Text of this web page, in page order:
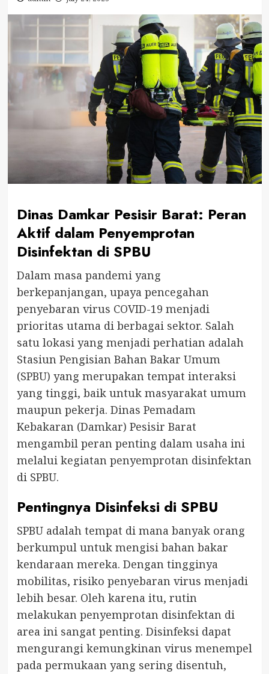
Dinas Damkar Pesisir Barat: Peran
Aktif dalam Penyemprotan
Disinfektan di SPBU
Dalam masa pandemi yang
berkepanjangan, upaya pencegahan
penyebaran virus COVID-19 menjadi
prioritas utama di berbagai sektor. Salah
satu lokasi yang menjadi perhatian adalah
Stasiun Pengisian Bahan Bakar Umum
(SPBU) yang merupakan tempat interaksi
yang tinggi, baik untuk masyarakat umum
maupun pekerja. Dinas Pemadam
Kebakaran (Damkar) Pesisir Barat
mengambil peran penting dalam usaha ini
melalui kegiatan penyemprotan disinfektan
di SPBU.
Pentingnya Disinfeksi di SPBU
SPBU adalah tempat di mana banyak orang
berkumpul untuk mengisi bahan bakar
kendaraan mereka. Dengan tingginya
mobilitas, risiko penyebaran virus menjadi
lebih besar. Oleh karena itu, rutin
melakukan penyemprotan disinfektan di
area ini sangat penting. Disinfeksi dapat
mengurangi kemungkinan virus menempel
pada permukaan yang sering disentuh,